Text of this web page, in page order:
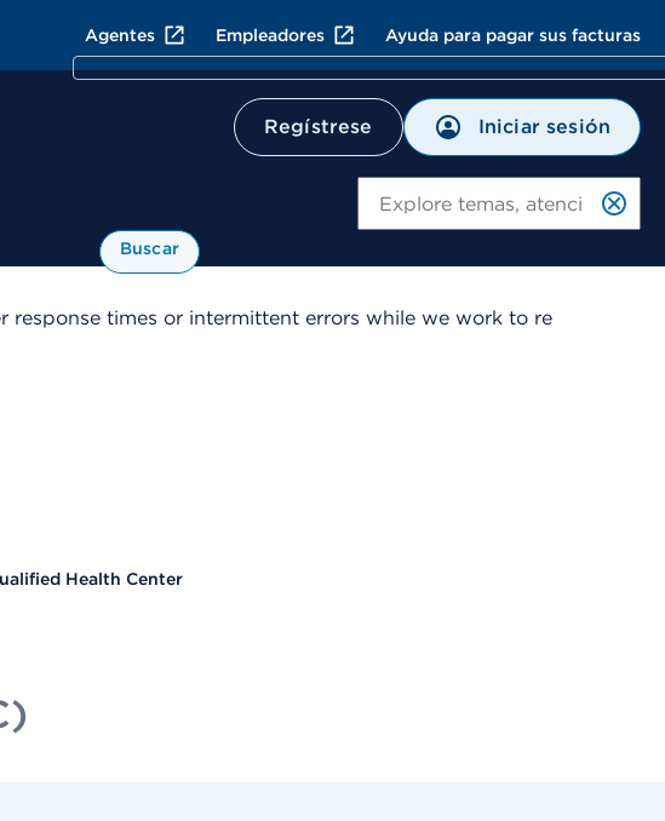
Agentes Empleadores Ayuda para pagar sus facturas
Regístrese Iniciar sesión
Buscar
response times or intermittent errors while we work to re
Health Center